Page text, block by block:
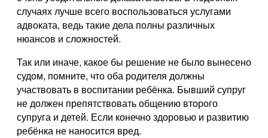
случаях лучше всего воспользоваться услугами
адвоката, ведь такие дела полны различных
нюансов и сложностей.
Так или иначе, какое бы решение не было вынесено
судом, помните, что оба родителя должны
участвовать в воспитании ребёнка. Бывший супруг
не должен препятствовать общению второго
супруга и детей. Если конечно здоровью и развитию
ребёнка не наносится вред.